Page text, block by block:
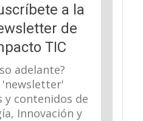
a la
de
TIC
adelante?
'newsletter'
y contenidos de
Innovación y